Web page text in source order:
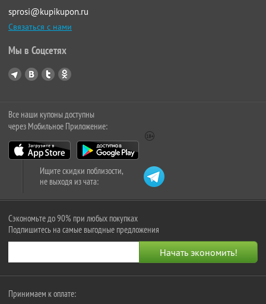
sprosi@kupikupon.ru
Связаться с нами
Мы в Соцсетях
Все наши купоны доступны
через Мобильное Приложение:
Ищите скидки поблизости,
не выходя из чата:
Сэкономьте до 90% при любых покупках
Подпишитесь на самые выгодные предложения
Принимаем к оплате: